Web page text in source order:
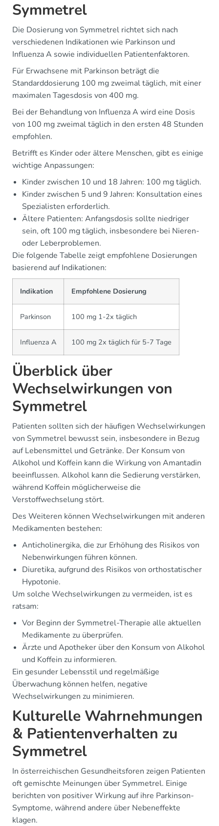
Symmetrel
Die Dosierung von Symmetrel richtet sich nach
verschiedenen Indikationen wie Parkinson und
Influenza A sowie individuellen Patientenfaktoren.
Für Erwachsene mit Parkinson beträgt die
Standarddosierung 100 mg zweimal täglich, mit einer
maximalen Tagesdosis von 400 mg.
Bei der Behandlung von Influenza A wird eine Dosis
von 100 mg zweimal täglich in den ersten 48 Stunden
empfohlen.
Betrifft es Kinder oder ältere Menschen, gibt es einige
wichtige Anpassungen:
Kinder zwischen 10 und 18 Jahren: 100 mg täglich.
Kinder zwischen 5 und 9 Jahren: Konsultation eines
Spezialisten erforderlich.
Ältere Patienten: Anfangsdosis sollte niedriger
sein, oft 100 mg täglich, insbesondere bei Nieren-
oder Leberproblemen.
Die folgende Tabelle zeigt empfohlene Dosierungen
basierend auf Indikationen:
Indikation Empfohlene Dosierung
Parkinson 100 mg 1-2x täglich
Influenza A 100 mg 2x täglich für 5-7 Tage
Überblick über
Wechselwirkungen von
Symmetrel
Patienten sollten sich der häufigen Wechselwirkungen
von Symmetrel bewusst sein, insbesondere in Bezug
auf Lebensmittel und Getränke. Der Konsum von
Alkohol und Koffein kann die Wirkung von Amantadin
beeinflussen. Alkohol kann die Sedierung verstärken,
während Koffein möglicherweise die
Verstoffwechselung stört.
Des Weiteren können Wechselwirkungen mit anderen
Medikamenten bestehen:
Anticholinergika, die zur Erhöhung des Risikos von
Nebenwirkungen führen können.
Diuretika, aufgrund des Risikos von orthostatischer
Hypotonie.
Um solche Wechselwirkungen zu vermeiden, ist es
ratsam:
Vor Beginn der Symmetrel-Therapie alle aktuellen
Medikamente zu überprüfen.
Ärzte und Apotheker über den Konsum von Alkohol
und Koffein zu informieren.
Ein gesunder Lebensstil und regelmäßige
Überwachung können helfen, negative
Wechselwirkungen zu minimieren.
Kulturelle Wahrnehmungen
& Patientenverhalten zu
Symmetrel
In österreichischen Gesundheitsforen zeigen Patienten
oft gemischte Meinungen über Symmetrel. Einige
berichten von positiver Wirkung auf ihre Parkinson-
Symptome, während andere über Nebeneffekte
klagen.